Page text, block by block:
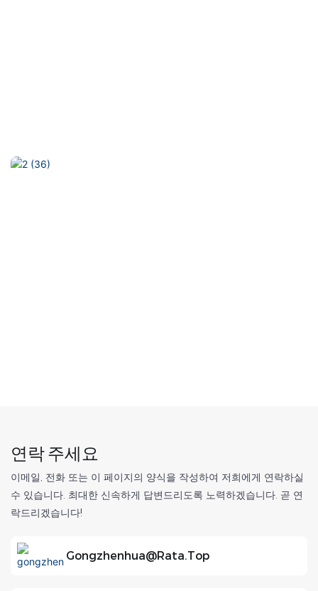
연락 주세요
이메일, 전화 또는 이 페이지의 양식을 작성하여 저희에게 연락하실
수 있습니다. 최대한 신속하게 답변드리도록 노력하겠습니다. 곧 연
락드리겠습니다!
Gongzhenhua@rata.top